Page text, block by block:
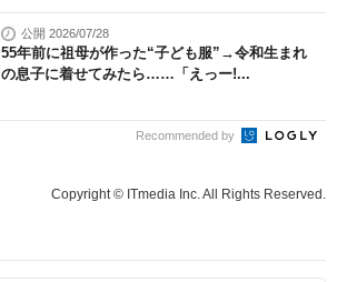
公開 2026/07/28
55年前に祖母が作った“子ども服”→令和生まれ
の息子に着せてみたら……「えっー!...
Recommended by
Copyright © ITmedia Inc. All Rights Reserved.